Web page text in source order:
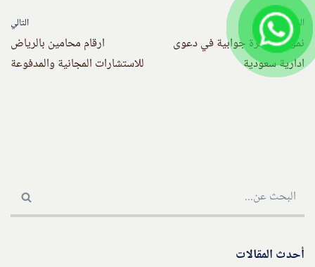
السابق
نموذج مذكرة جوابية في دعوى
ادارية سعودية
التالي
ارقام محامين بالرياض
للاستشارات المجانية والمدفوعة
أحدث المقالات